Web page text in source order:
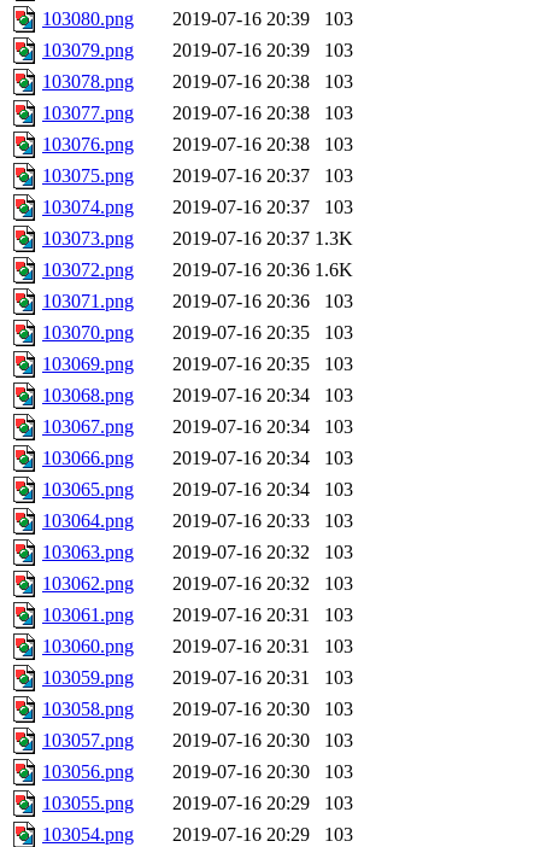
103080.png
2019-07-16 20:39
103
103079.png
2019-07-16 20:39
103
103078.png
2019-07-16 20:38
103
103077.png
2019-07-16 20:38
103
103076.png
2019-07-16 20:38
103
103075.png
2019-07-16 20:37
103
103074.png
2019-07-16 20:37
103
103073.png
2019-07-16 20:37 1.3K
103072.png
2019-07-16 20:36 1.6K
103071.png
2019-07-16 20:36
103
103070.png
2019-07-16 20:35
103
103069.png
2019-07-16 20:35
103
103068.png
2019-07-16 20:34
103
103067.png
2019-07-16 20:34
103
103066.png
2019-07-16 20:34
103
103065.png
2019-07-16 20:34
103
103064.png
2019-07-16 20:33
103
103063.png
2019-07-16 20:32
103
103062.png
2019-07-16 20:32
103
103061.png
2019-07-16 20:31
103
103060.png
2019-07-16 20:31
103
103059.png
2019-07-16 20:31
103
103058.png
2019-07-16 20:30
103
103057.png
2019-07-16 20:30
103
103056.png
2019-07-16 20:30
103
103055.png
2019-07-16 20:29
103
103054.png
2019-07-16 20:29
103